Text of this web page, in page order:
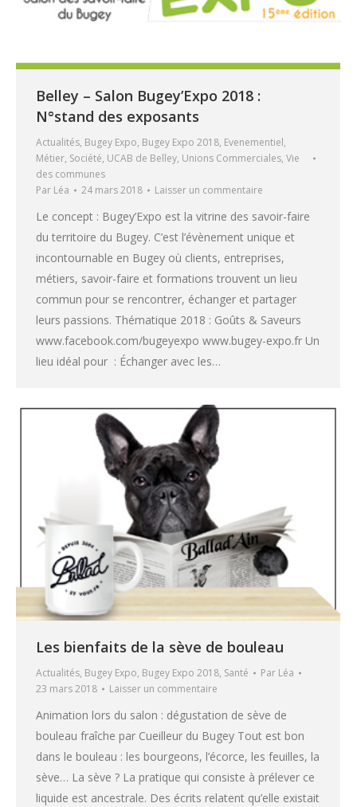
Belley – Salon Bugey’Expo 2018 :
N°stand des exposants
Actualités, Bugey Expo, Bugey Expo 2018, Evenementiel,
Métier, Société, UCAB de Belley, Unions Commerciales, Vie
des communes
Par Léa 24 mars 2018 Laisser un commentaire
Le concept : Bugey’Expo est la vitrine des savoir-faire
du territoire du Bugey. C’est l’évènement unique et
incontournable en Bugey où clients, entreprises,
métiers, savoir-faire et formations trouvent un lieu
commun pour se rencontrer, échanger et partager
leurs passions. Thématique 2018 : Goûts & Saveurs
www.facebook.com/bugeyexpo www.bugey-expo.fr Un
lieu idéal pour : Échanger avec les…
Les bienfaits de la sève de bouleau
Actualités, Bugey Expo, Bugey Expo 2018, Santé Par Léa
23 mars 2018
Laisser un commentaire
Animation lors du salon : dégustation de sève de
bouleau fraîche par Cueilleur du Bugey Tout est bon
dans le bouleau : les bourgeons, l’écorce, les feuilles, la
sève… La sève ? La pratique qui consiste à prélever ce
liquide est ancestrale. Des écrits relatent qu’elle existait